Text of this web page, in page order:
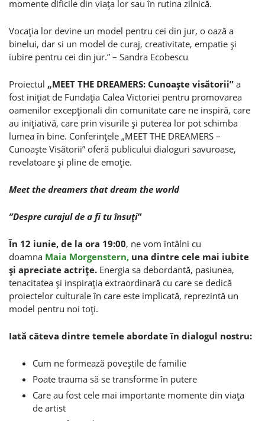
momente dificile din viaţa lor sau în rutina zilnică.
Vocaţia lor devine un model pentru cei din jur, o oază a
binelui, dar si un model de curaj, creativitate, empatie şi
iubire pentru cei din jur.” – Sandra Ecobescu
Proiectul „MEET THE DREAMERS: Cunoaşte visătorii” a
fost iniţiat de Fundaţia Calea Victoriei pentru promovarea
oamenilor excepţionali din comunitate care ne inspiră, care
au iniţiativă, care prin visurile şi puterea lor pot schimba
lumea în bine. Conferinţele „MEET THE DREAMERS –
Cunoaşte Visătorii” oferă publicului dialoguri savuroase,
revelatoare şi pline de emoţie.
Meet the dreamers that dream the world
”Despre curajul de a fi tu însuţi”
În 12 iunie, de la ora 19:00, ne vom întâlni cu
doamna Maia Morgenstern, una dintre cele mai iubite
şi apreciate actriţe. Energia sa debordantă, pasiunea,
tenacitatea şi inspiraţia extraordinară cu care se dedică
proiectelor culturale în care este implicată, reprezintă un
model pentru noi toţi.
Iată câteva dintre temele abordate în dialogul nostru:
Cum ne formează poveştile de familie
Poate trauma să se transforme în putere
Care au fost cele mai importante momente din viaţa
de artist